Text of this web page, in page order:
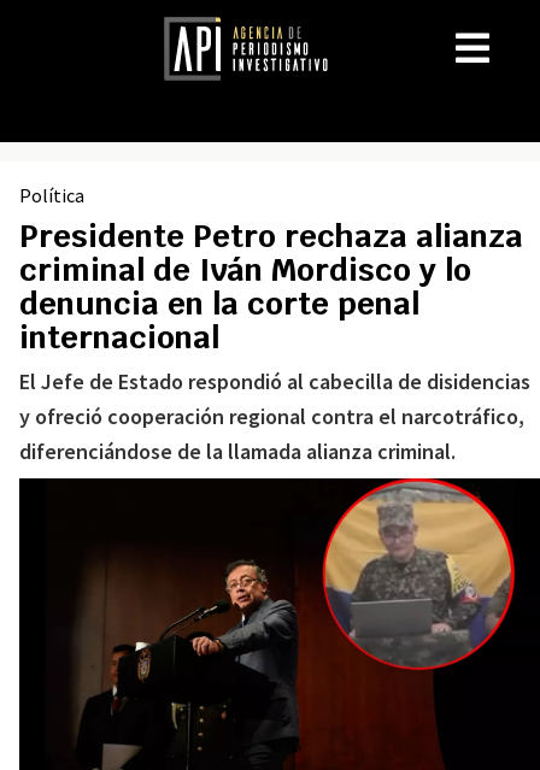
Política
Presidente Petro rechaza alianza
criminal de Iván Mordisco y lo
denuncia en la corte penal
internacional
El Jefe de Estado respondió al cabecilla de disidencias
y ofreció cooperación regional contra el narcotráfico,
diferenciándose de la llamada alianza criminal.